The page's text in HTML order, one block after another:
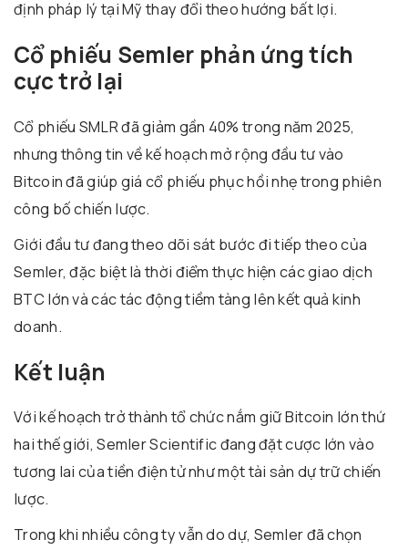
định pháp lý tại Mỹ thay đổi theo hướng bất lợi.
Cổ phiếu Semler phản ứng tích
cực trở lại
Cổ phiếu SMLR đã giảm gần 40% trong năm 2025,
nhưng thông tin về kế hoạch mở rộng đầu tư vào
Bitcoin đã giúp giá cổ phiếu phục hồi nhẹ trong phiên
công bố chiến lược.
Giới đầu tư đang theo dõi sát bước đi tiếp theo của
Semler, đặc biệt là thời điểm thực hiện các giao dịch
BTC lớn và các tác động tiềm tàng lên kết quả kinh
doanh.
Kết luận
Với kế hoạch trở thành tổ chức nắm giữ Bitcoin lớn thứ
hai thế giới, Semler Scientific đang đặt cược lớn vào
tương lai của tiền điện tử như một tài sản dự trữ chiến
lược.
Trong khi nhiều công ty vẫn do dự, Semler đã chọn